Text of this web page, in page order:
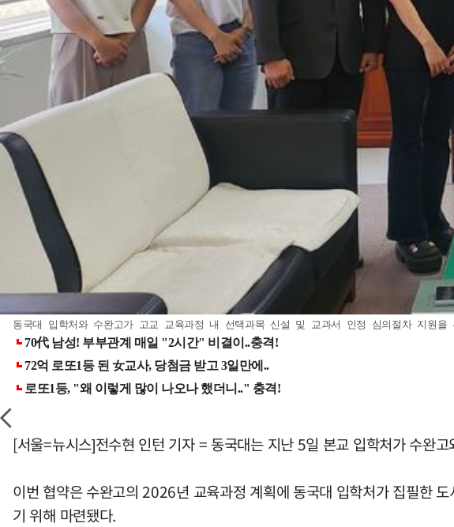
동국대 입학처와 수완고가 고교 교육과정 내 선택과목 신설 및 교과서 인정 심의절차 지원
[서울=뉴시스]전수현 인턴 기자 = 동국대는 지난 5일 본교 입학처가 수완
이번 협약은 수완고의 2026년 교육과정 계획에 동국대 입학처가 집필한
기 위해 마련됐다.